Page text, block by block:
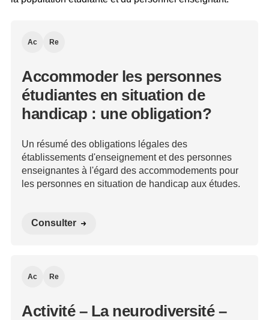
Ac Re
Accommoder les personnes
étudiantes en situation de
handicap : une obligation?
Un résumé des obligations légales des
établissements d'enseignement et des personnes
enseignantes à l'égard des accommodements pour
les personnes en situation de handicap aux études.
Consulter
Ac Re
Activité – La neurodiversité –